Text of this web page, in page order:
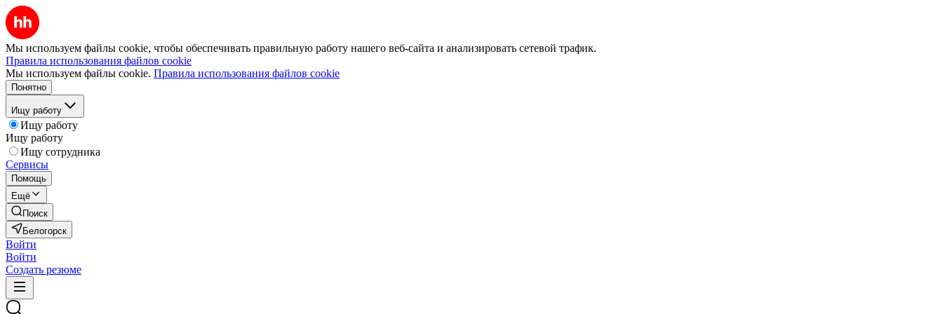
Мы используем файлы cookie, чтобы обеспечивать правильную работу нашего веб-сайта и анализировать сетевой трафик.
Правила использования файлов cookie
Мы используем файлы cookie. Правила использования файлов cookie
Понятно
Ищу работу
Ищу работу
Ищу работу
Ищу сотрудника
Сервисы
Помощь
Ещё
Поиск
Белогорск
Войти
Войти
Создать резюме